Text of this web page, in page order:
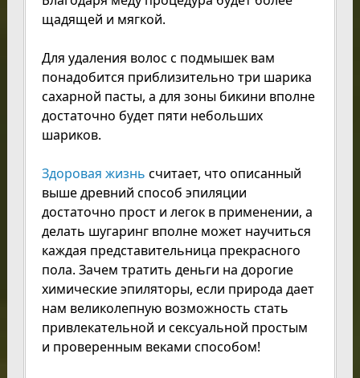
щадящей и мягкой.
Для удаления волос с подмышек вам
понадобится приблизительно три шарика
сахарной пасты, а для зоны бикини вполне
достаточно будет пяти небольших
шариков.
Здоровая жизнь считает, что описанный
выше древний способ эпиляции
достаточно прост и легок в применении, а
делать шугаринг вполне может научиться
каждая представительница прекрасного
пола. Зачем тратить деньги на дорогие
химические эпиляторы, если природа дает
нам великолепную возможность стать
привлекательной и сексуальной простым
и проверенным веками способом!